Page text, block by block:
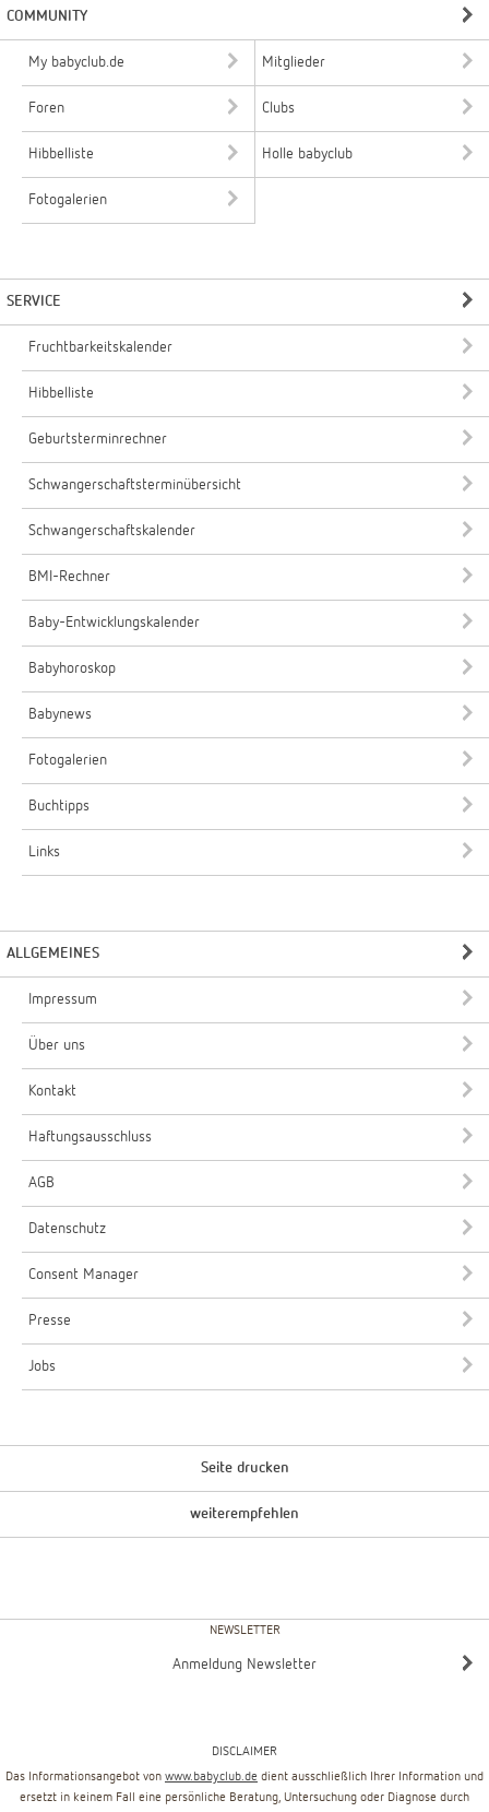
COMMUNITY
My babyclub.de Mitglieder
Foren Clubs
Hibbelliste Holle babyclub
Fotogalerien
SERVICE
Fruchtbarkeitskalender
Hibbelliste
Geburtsterminrechner
Schwangerschaftsterminübersicht
Schwangerschaftskalender
BMI-Rechner
Baby-Entwicklungskalender
Babyhoroskop
Babynews
Fotogalerien
Buchtipps
Links
ALLGEMEINES
Impressum
Über uns
Kontakt
Haftungsausschluss
AGB
Datenschutz
Consent Manager
Presse
Jobs
Seite drucken
weiterempfehlen
NEWSLETTER
Anmeldung Newsletter
DISCLAIMER
Das Informationsangebot von www.babyclub.de dient ausschließlich Ihrer Information und
ersetzt in keinem Fall eine persönliche Beratung, Untersuchung oder Diagnose durch